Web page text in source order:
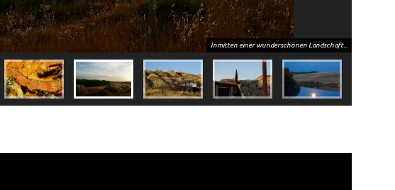
Inmitten einer wunderschönen Landschaft...